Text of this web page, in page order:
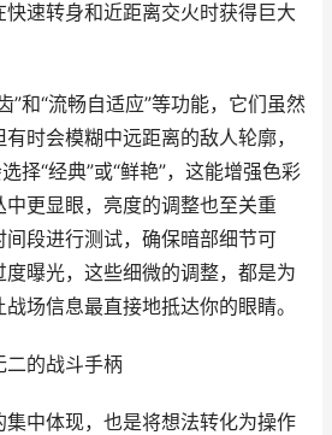
速转身和近距离交火时获得巨大
”和“流畅自适应”等功能，它们虽然
时会模糊中远距离的敌人轮廓，
择“经典”或“鲜艳”，这能增强色彩
更显眼，亮度的调整也至关重
段进行测试，确保暗部细节可
度曝光，这些细微的调整，都是为
场信息最直接地抵达你的眼睛。
二的战斗手柄
中体现，也是将想法转化为操作